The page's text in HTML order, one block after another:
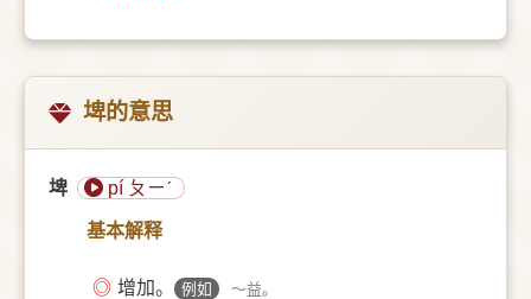
埤的意思
埤 pí ㄆㄧˊ
基本解释
◎ 增加。 例如 ～益。